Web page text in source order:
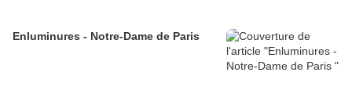
Enluminures - Notre-Dame de Paris